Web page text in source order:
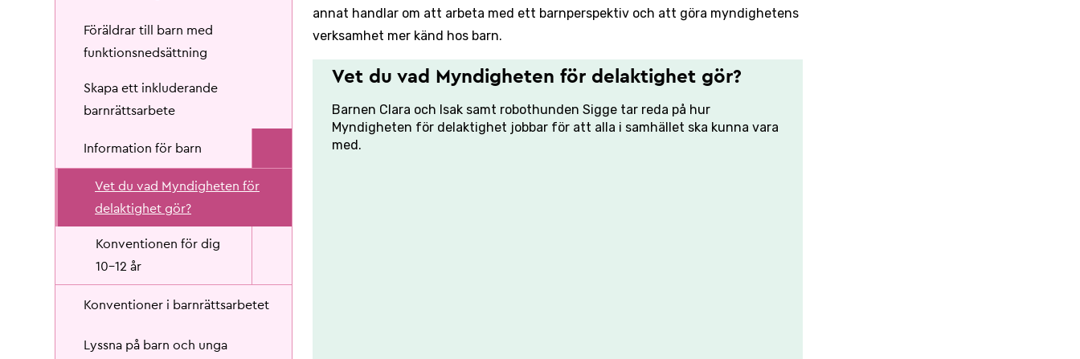
Föräldrar till barn med
funktionsnedsättning
Skapa ett inkluderande
barnrättsarbete
Information för barn
Vet du vad Myndigheten för
delaktighet gör?
Konventionen för dig
10-12 år
Konventioner i barnrättsarbetet
Lyssna på barn och unga
annat handlar om att arbeta med ett barnperspektiv och att göra myndighetens
verksamhet mer känd hos barn.
Vet du vad Myndigheten för delaktighet gör?
Barnen Clara och Isak samt robothunden Sigge tar reda på hur
Myndigheten för delaktighet jobbar för att alla i samhället ska kunna vara
med.